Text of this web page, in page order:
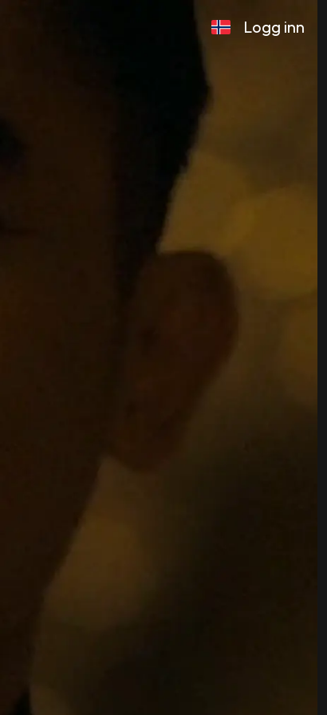
Logg inn